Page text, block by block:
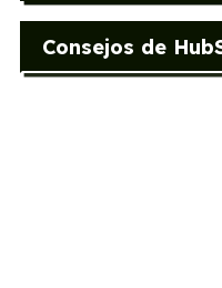
Consejos de